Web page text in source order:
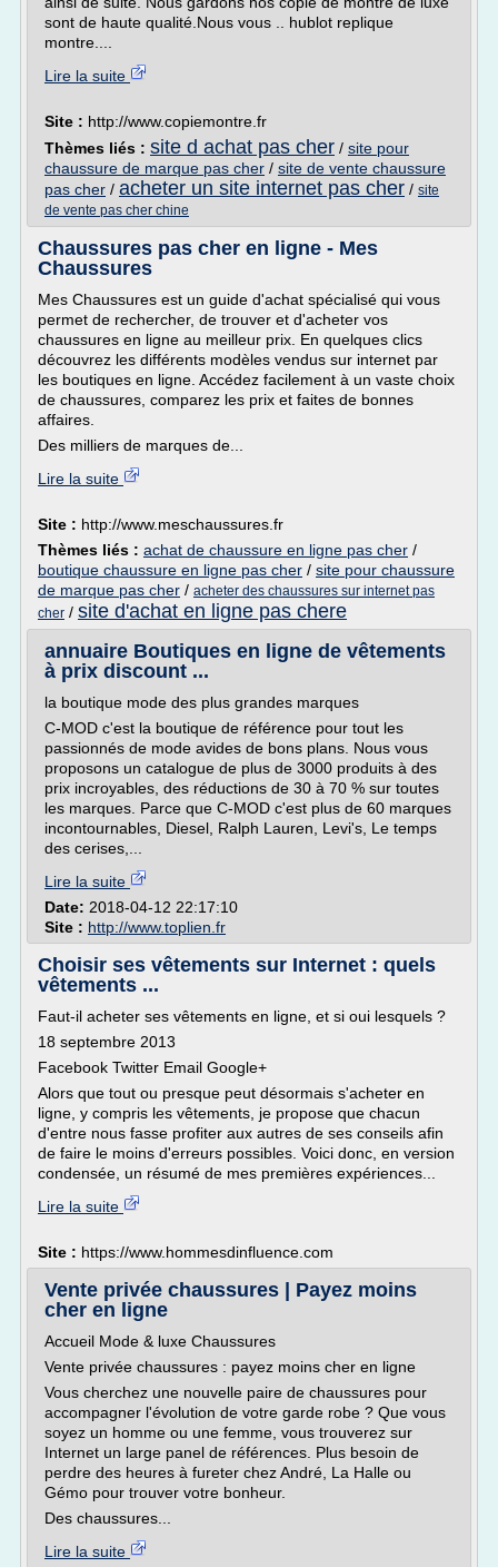
sont de haute qualité.Nous vous .. hublot replique
montre....
Lire la suite
Site : http://www.copiemontre.fr
Thèmes liés : site d achat pas cher / site pour
chaussure de marque pas cher / site de vente chaussure
pas cher / acheter un site internet pas cher / site
de vente pas cher chine
Chaussures pas cher en ligne - Mes
Chaussures
Mes Chaussures est un guide d'achat spécialisé qui vous
permet de rechercher, de trouver et d'acheter vos
chaussures en ligne au meilleur prix. En quelques clics
découvrez les différents modèles vendus sur internet par
les boutiques en ligne. Accédez facilement à un vaste choix
de chaussures, comparez les prix et faites de bonnes
affaires.
Des milliers de marques de...
Lire la suite
Site : http://www.meschaussures.fr
Thèmes liés : achat de chaussure en ligne pas cher /
boutique chaussure en ligne pas cher / site pour chaussure
de marque pas cher / acheter des chaussures sur internet pas
cher / site d'achat en ligne pas chere
annuaire Boutiques en ligne de vêtements
à prix discount ...
la boutique mode des plus grandes marques
C-MOD c'est la boutique de référence pour tout les
passionnés de mode avides de bons plans. Nous vous
proposons un catalogue de plus de 3000 produits à des
prix incroyables, des réductions de 30 à 70 % sur toutes
les marques. Parce que C-MOD c'est plus de 60 marques
incontournables, Diesel, Ralph Lauren, Levi's, Le temps
des cerises,...
Lire la suite
Date: 2018-04-12 22:17:10
Site : http://www.toplien.fr
Choisir ses vêtements sur Internet : quels
vêtements ...
Faut-il acheter ses vêtements en ligne, et si oui lesquels ?
18 septembre 2013
Facebook Twitter Email Google+
Alors que tout ou presque peut désormais s'acheter en
ligne, y compris les vêtements, je propose que chacun
d'entre nous fasse profiter aux autres de ses conseils afin
de faire le moins d'erreurs possibles. Voici donc, en version
condensée, un résumé de mes premières expériences...
Lire la suite
Site : https://www.hommesdinfluence.com
Vente privée chaussures | Payez moins
cher en ligne
Accueil Mode & luxe Chaussures
Vente privée chaussures : payez moins cher en ligne
Vous cherchez une nouvelle paire de chaussures pour
accompagner l'évolution de votre garde robe ? Que vous
soyez un homme ou une femme, vous trouverez sur
Internet un large panel de références. Plus besoin de
perdre des heures à fureter chez André, La Halle ou
Gémo pour trouver votre bonheur.
Des chaussures...
Lire la suite